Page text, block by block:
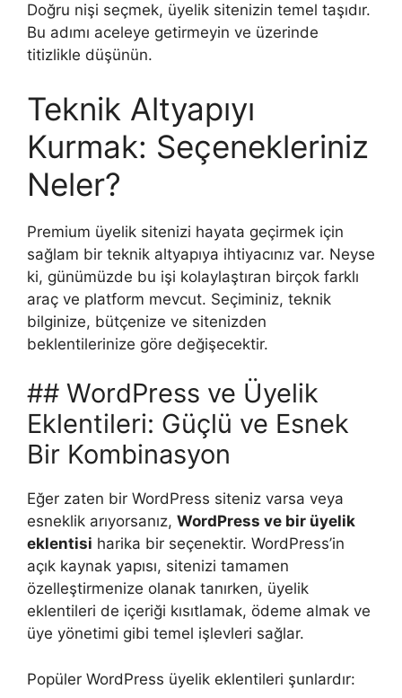
Doğru nişi seçmek, üyelik sitenizin temel taşıdır.
Bu adımı aceleye getirmeyin ve üzerinde
titizlikle düşünün.
Teknik Altyapıyı
Kurmak: Seçenekleriniz
Neler?
Premium üyelik sitenizi hayata geçirmek için
sağlam bir teknik altyapıya ihtiyacınız var. Neyse
ki, günümüzde bu işi kolaylaştıran birçok farklı
araç ve platform mevcut. Seçiminiz, teknik
bilginize, bütçenize ve sitenizden
beklentilerinize göre değişecektir.
## WordPress ve Üyelik
Eklentileri: Güçlü ve Esnek
Bir Kombinasyon
Eğer zaten bir WordPress siteniz varsa veya
esneklik arıyorsanız, WordPress ve bir üyelik
eklentisi harika bir seçenektir. WordPress’in
açık kaynak yapısı, sitenizi tamamen
özelleştirmenize olanak tanırken, üyelik
eklentileri de içeriği kısıtlamak, ödeme almak ve
üye yönetimi gibi temel işlevleri sağlar.
Popüler WordPress üyelik eklentileri şunlardır: